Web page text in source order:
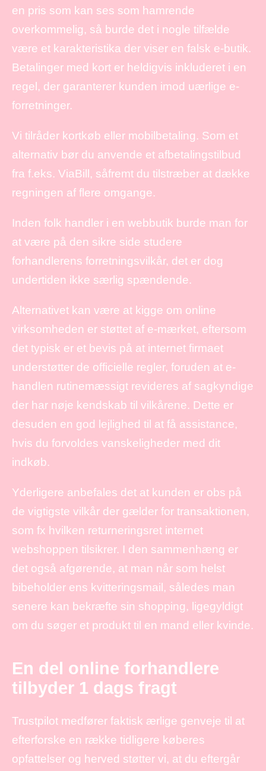
en pris som kan ses som hamrende
overkommelig, så burde det i nogle tilfælde
være et karakteristika der viser en falsk e-butik.
Betalinger med kort er heldigvis inkluderet i en
regel, der garanterer kunden imod uærlige e-
forretninger.
Vi tilråder kortkøb eller mobilbetaling. Som et
alternativ bør du anvende et afbetalingstilbud
fra f.eks. ViaBill, såfremt du tilstræber at dække
regningen af flere omgange.
Inden folk handler i en webbutik burde man for
at være på den sikre side studere
forhandlerens forretningsvilkår, det er dog
undertiden ikke særlig spændende.
Alternativet kan være at kigge om online
virksomheden er støttet af e-mærket, eftersom
det typisk er et bevis på at internet firmaet
understøtter de officielle regler, foruden at e-
handlen rutinemæssigt revideres af sagkyndige
der har nøje kendskab til vilkårene. Dette er
desuden en god lejlighed til at få assistance,
hvis du forvoldes vanskeligheder med dit
indkøb.
Yderligere anbefales det at kunden er obs på
de vigtigste vilkår der gælder for transaktionen,
som fx hvilken returneringsret internet
webshoppen tilsikrer. I den sammenhæng er
det også afgørende, at man når som helst
bibeholder ens kvitteringsmail, således man
senere kan bekræfte sin shopping, ligegyldigt
om du søger et produkt til en mand eller kvinde.
En del online forhandlere
tilbyder 1 dags fragt
Trustpilot medfører faktisk ærlige genveje til at
efterforske en række tidligere køberes
opfattelser og herved støtter vi, at du eftergår